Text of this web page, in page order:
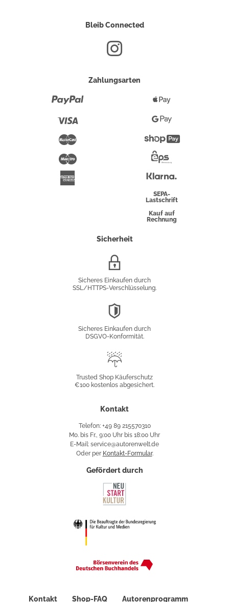
Bleib Connected
Zahlungsarten
Maestro
Pay
Google
Pay
Überweisung
SEPA-
Lastschrift
Kauf auf
Rechnung
Sicherheit
Sicheres Einkaufen durch
SSL/HTTPS-Verschlüsselung.
Sicheres Einkaufen durch
DSGVO-Konformität.
Käuferschutz
Trusted Shop Käuferschutz
€100 kostenlos abgesichert.
Kontakt
Telefon: +49 89 215570310
Mo. bis Fr., 9:00 Uhr bis 18:00 Uhr
E-Mail: service@autorenwelt.de
Oder per Kontakt-Formular.
Gefördert durch
Kontakt Shop-FAQ Autorenprogramm